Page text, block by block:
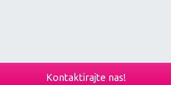
Kontaktirajte nas!